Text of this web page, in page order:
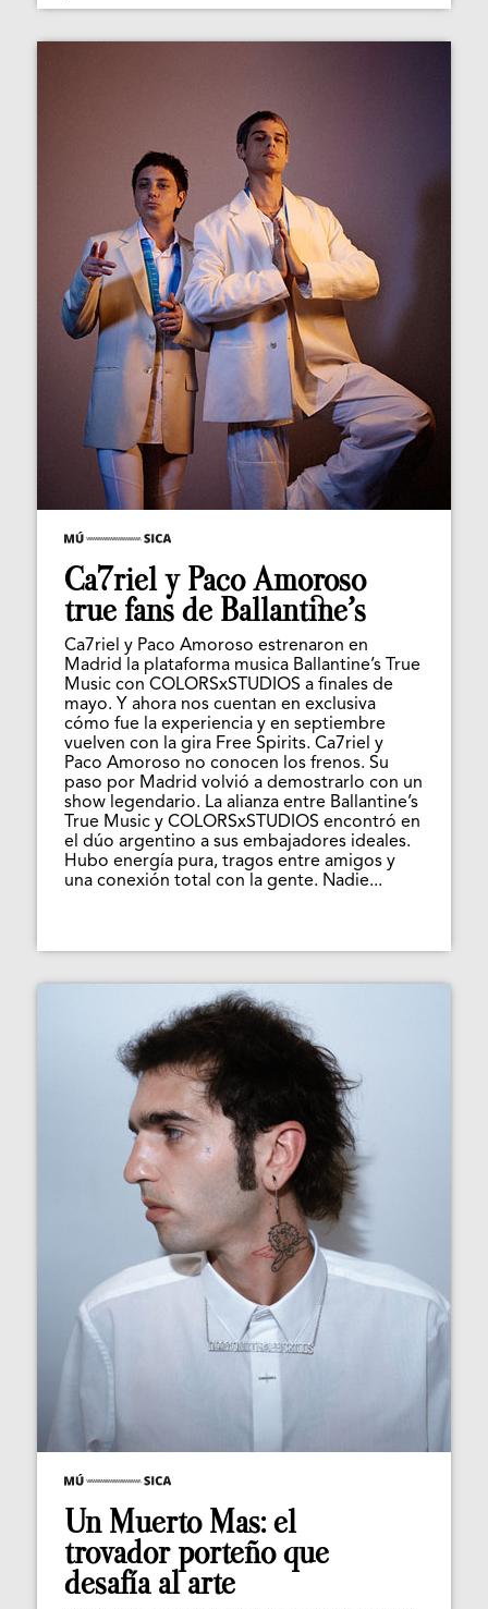
Ca7riel y Paco Amoroso
true fans de Ballantine’s
Ca7riel y Paco Amoroso estrenaron en
Madrid la plataforma musica Ballantine’s True
Music con COLORSxSTUDIOS a finales de
mayo. Y ahora nos cuentan en exclusiva
cómo fue la experiencia y en septiembre
vuelven con la gira Free Spirits. Ca7riel y
Paco Amoroso no conocen los frenos. Su
paso por Madrid volvió a demostrarlo con un
show legendario. La alianza entre Ballantine’s
True Music y COLORSxSTUDIOS encontró en
el dúo argentino a sus embajadores ideales.
Hubo energía pura, tragos entre amigos y
una conexión total con la gente. Nadie...
Un Muerto Mas: el
trovador porteño que
desafía al arte